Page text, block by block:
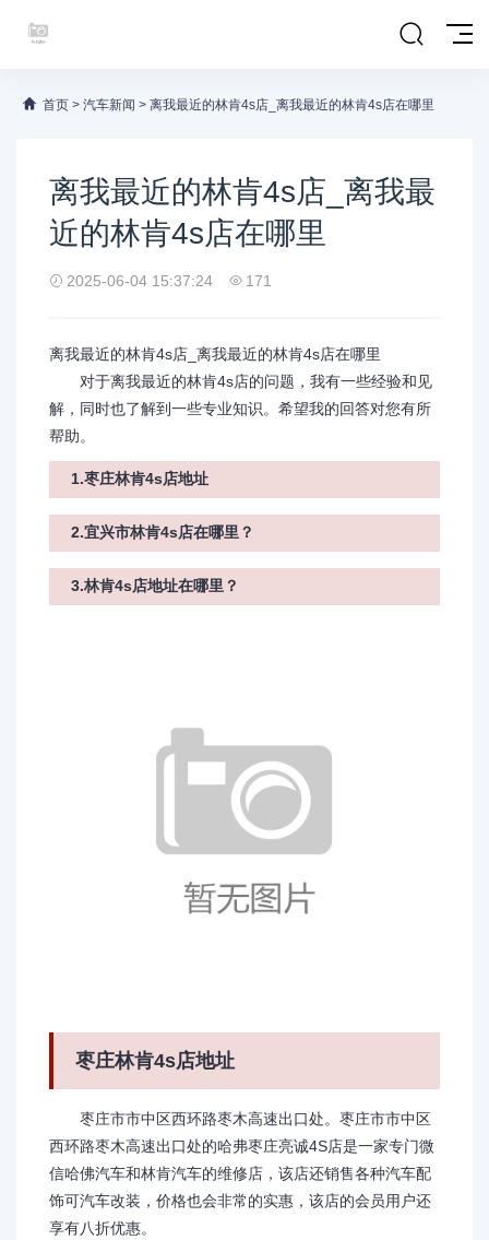
首页 > 汽车新闻 > 离我最近的林肯4s店_离我最近的林肯4s店在哪里
离我最近的林肯4s店_离我最
近的林肯4s店在哪里
2025-06-04 15:37:24 171
离我最近的林肯4s店_离我最近的林肯4s店在哪里
对于离我最近的林肯4s店的问题，我有一些经验和见
解，同时也了解到一些专业知识。希望我的回答对您有所
帮助。
1.枣庄林肯4s店地址
2.宜兴市林肯4s店在哪里？
3.林肯4s店地址在哪里？
枣庄林肯4s店地址
枣庄市市中区西环路枣木高速出口处。枣庄市市中区
西环路枣木高速出口处的哈弗枣庄亮诚4S店是一家专门微
信哈佛汽车和林肯汽车的维修店，该店还销售各种汽车配
饰可汽车改装，价格也会非常的实惠，该店的会员用户还
享有八折优惠。